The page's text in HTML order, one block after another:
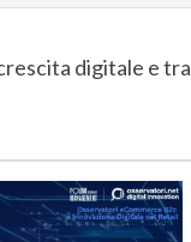
digitale e